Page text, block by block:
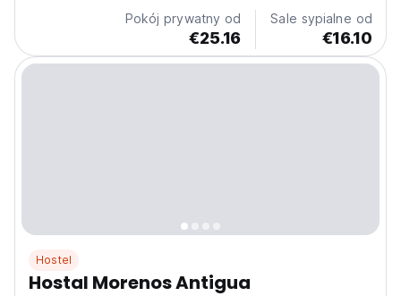
Pokój prywatny od
€25.16
Sale sypialne od
€16.10
Hostel
Hostal Morenos Antigua